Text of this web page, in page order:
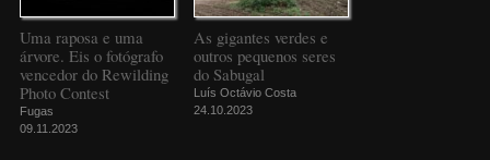
Uma raposa e uma
árvore. Eis o fotógrafo
vencedor do Rewilding
Photo Contest
Fugas
09.11.2023
As gigantes verdes e
outros pequenos seres
do Sabugal
Luís Octávio Costa
24.10.2023